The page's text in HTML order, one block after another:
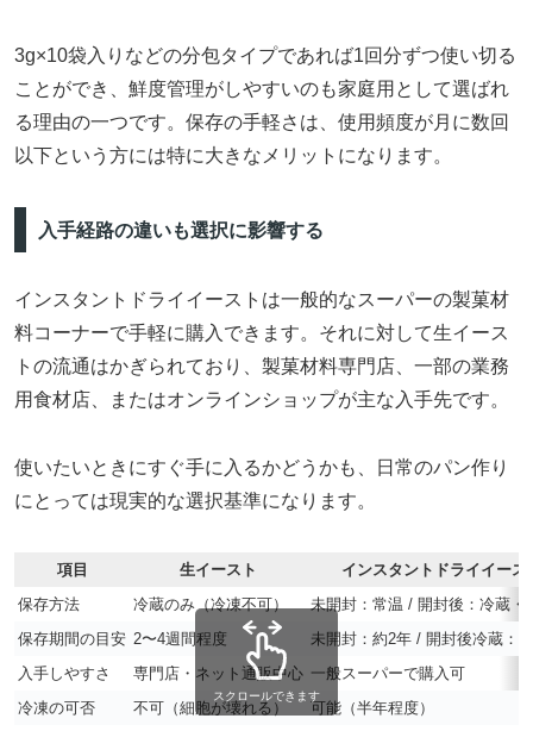
3g×10袋入りなどの分包タイプであれば1回分ずつ使い切る
ことができ、鮮度管理がしやすいのも家庭用として選ばれ
る理由の一つです。保存の手軽さは、使用頻度が月に数回
以下という方には特に大きなメリットになります。
入手経路の違いも選択に影響する
インスタントドライイーストは一般的なスーパーの製菓材
料コーナーで手軽に購入できます。それに対して生イース
トの流通はかぎられており、製菓材料専門店、一部の業務
用食材店、またはオンラインショップが主な入手先です。
使いたいときにすぐ手に入るかどうかも、日常のパン作り
にとっては現実的な選択基準になります。
項目 生イースト
インスタントドライイース
保存方法
冷蔵のみ（冷凍不可）
未開封：常温 / 開封後：冷蔵・
保存期間の目安 2〜4週間程度
未開封：約2年 / 開封後冷蔵：
入手しやすさ
専門店・ネット通販中心 一般スーパーで購入可
冷凍の可否
不可（細胞が壊れる） 可能（半年程度）
スクロールできます